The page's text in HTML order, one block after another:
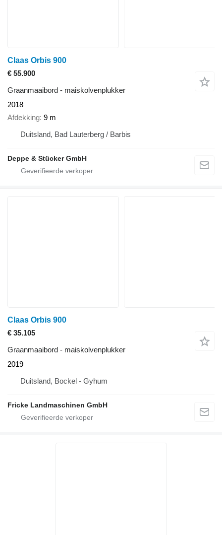
Claas Orbis 900
€ 55.900
Graanmaaibord - maiskolvenplukker
2018
Afdekking 9 m
Duitsland, Bad Lauterberg / Barbis
Deppe & Stücker GmbH
Claas Orbis 900
€ 35.105
Graanmaaibord - maiskolvenplukker
2019
Duitsland, Bockel - Gyhum
Fricke Landmaschinen GmbH